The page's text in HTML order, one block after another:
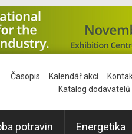
potravin Energetika
Časopis Kalendář akcí
Katalog dodavatelů